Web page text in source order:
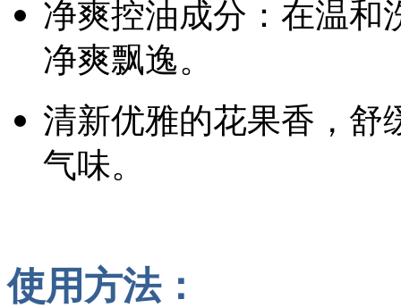
净爽控油成分：在温和
净爽飘逸。
清新优雅的花果香，舒
气味。
使用方法：